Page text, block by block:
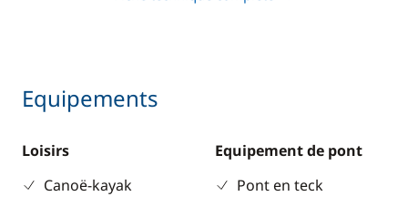
Equipements
Loisirs
Canoë-kayak
Equipement de pont
Pont en teck